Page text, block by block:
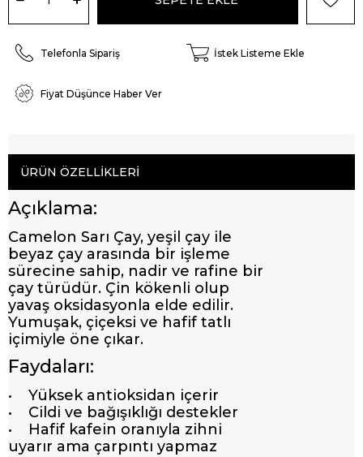
Telefonla Sipariş İstek Listeme Ekle
Fiyat Düşünce Haber Ver
ÜRÜN ÖZELLIKLERI
Açıklama:
Camelon Sarı Çay, yeşil çay ile
beyaz çay arasında bir işleme
sürecine sahip, nadir ve rafine bir
çay türüdür. Çin kökenli olup
yavaş oksidasyonla elde edilir.
Yumuşak, çiçeksi ve hafif tatlı
içimiyle öne çıkar.
Faydaları:
• Yüksek antioksidan içerir
• Cildi ve bağışıklığı destekler
• Hafif kafein oranıyla zihni
uyarır ama çarpıntı yapmaz